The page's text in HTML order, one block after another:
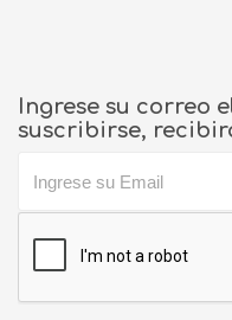
Ingrese su correo
suscribirse,